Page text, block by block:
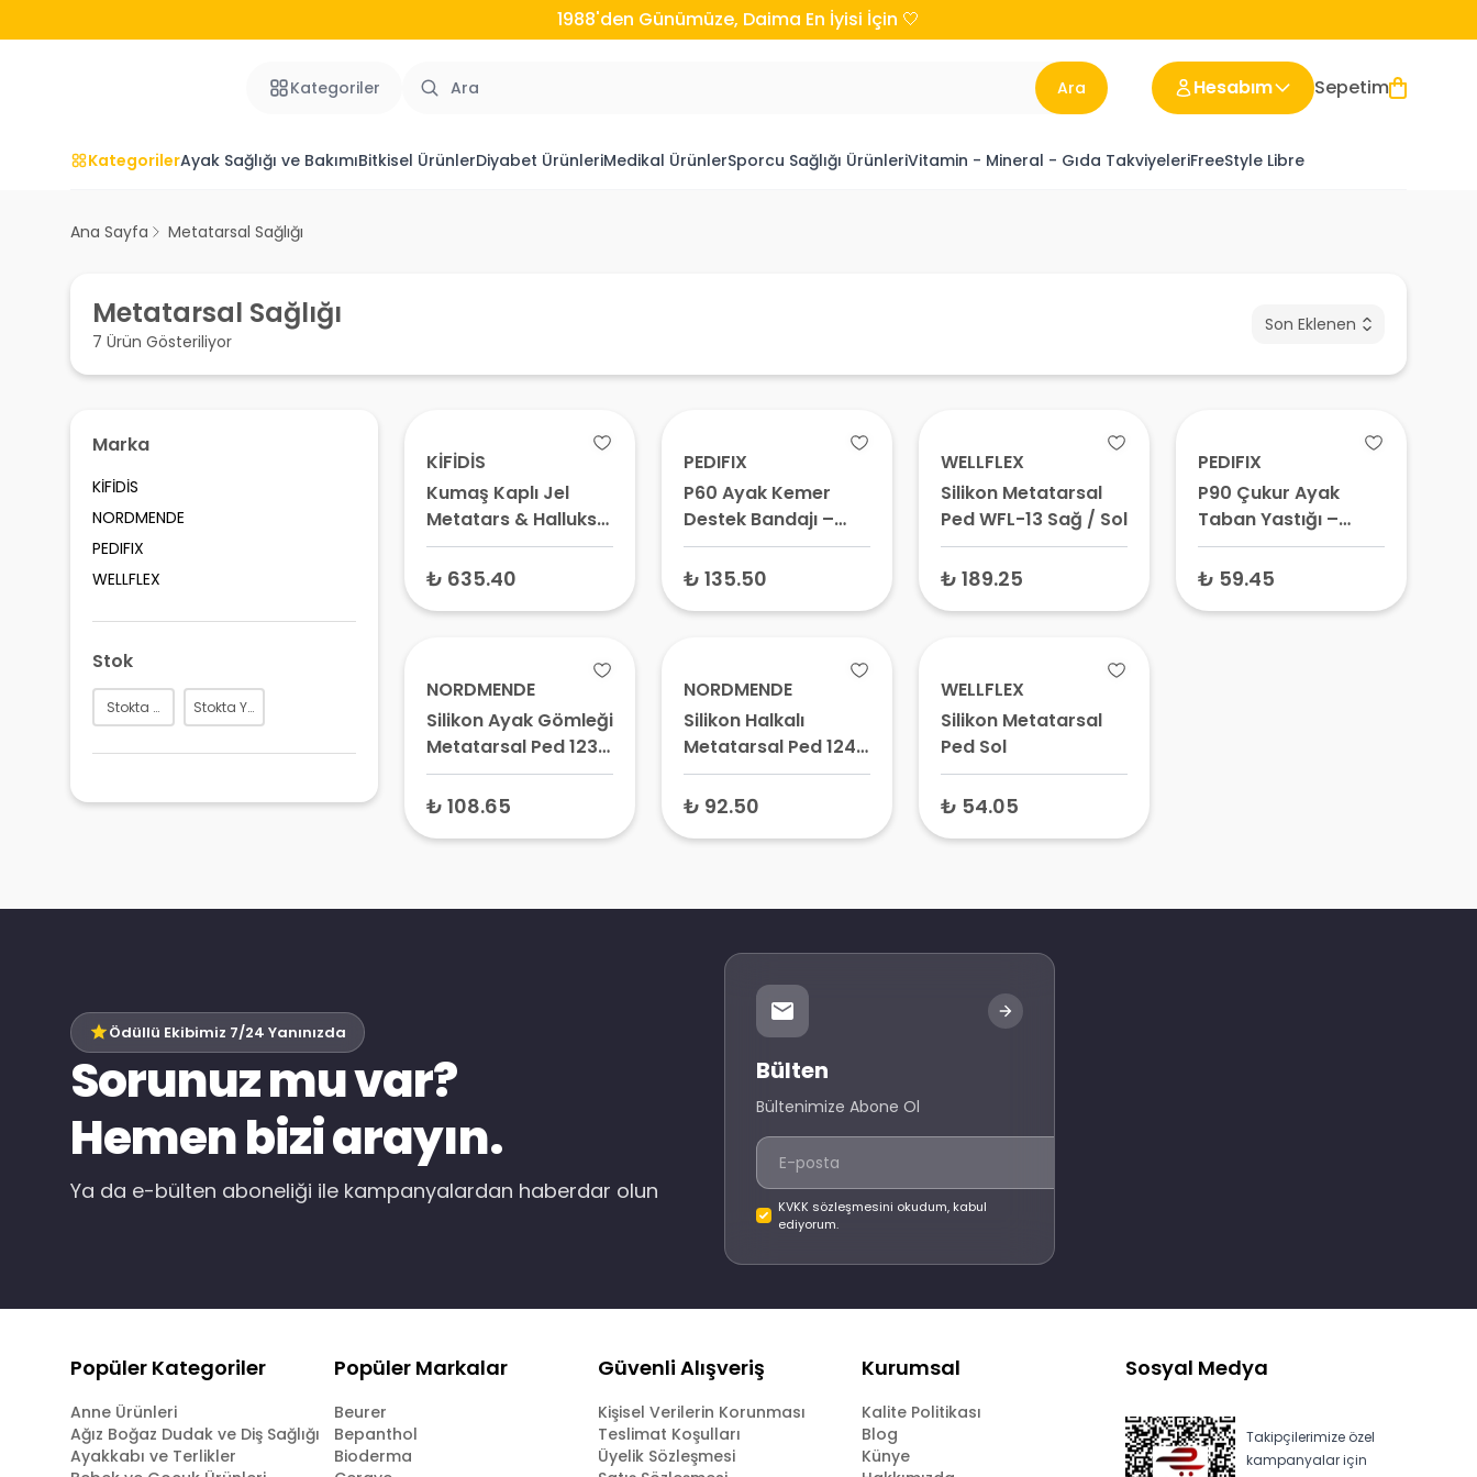
1988'den Günümüze, Daima En İyisi İçin 🤍
Kategoriler Ara Hesabım Sepetim
KategorilerAyak Sağlığı ve BakımıBitkisel ÜrünlerDiyabet ÜrünleriMedikal ÜrünlerSporcu Sağlığı ÜrünleriVitamin - Mineral - Gıda TakviyeleriFreeStyle Libre
Ana Sayfa Metatarsal Sağlığı
Metatarsal Sağlığı
7 Ürün Gösteriliyor
Son Eklenen
Marka
KİFİDİS
NORDMENDE
PEDIFIX
WELLFLEX
Stok
Stokta Var Stokta Yok
KİFİDİS
Kumaş Kaplı Jel
Metatars & Halluks
Valgus Koruyucu
₺ 635.40
PEDIFIX
P60 Ayak Kemer
Destek Bandajı –
Düz Taban Bandı,
Ayak Ark Desteği,
₺ 135.50
WELLFLEX
Silikon Metatarsal
Ped WFL-13 Sağ / Sol
₺ 189.25
PEDIFIX
P90 Çukur Ayak
Taban Yastığı –
Metatarsal Ped, Pes
Cavus Destek
₺ 59.45
NORDMENDE
Silikon Ayak Gömleği
Metatarsal Ped 1239
2 Adet
₺ 108.65
NORDMENDE
Silikon Halkalı
Metatarsal Ped 1244
2 Adet
₺ 92.50
WELLFLEX
Silikon Metatarsal
Ped Sol
₺ 54.05
Ödüllü Ekibimiz 7/24 Yanınızda
Sorunuz mu var?
Hemen bizi arayın.
Ya da e-bülten aboneliği ile kampanyalardan haberdar olun
Bülten
Bültenimize Abone Ol
KVKK sözleşmesini okudum, kabul
ediyorum.
Popüler Kategoriler
Anne Ürünleri
Ağız Boğaz Dudak ve Diş Sağlığı
Ayakkabı ve Terlikler
Popüler Markalar
Beurer
Bepanthol
Bioderma
Güvenli Alışveriş
Kişisel Verilerin Korunması
Teslimat Koşulları
Üyelik Sözleşmesi
Kurumsal
Kalite Politikası
Blog
Künye
Sosyal Medya
Takipçilerimize özel
kampanyalar için